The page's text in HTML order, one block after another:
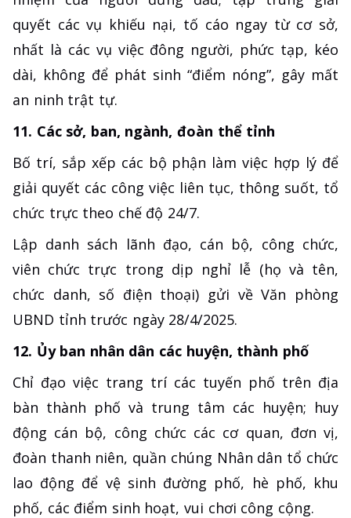
quyết các vụ khiếu nại, tố cáo ngay từ cơ sở,
nhất là các vụ việc đông người, phức tạp, kéo
dài, không để phát sinh “điểm nóng”, gây mất
an ninh trật tự.
11. Các sở, ban, ngành, đoàn thể tỉnh
Bố trí, sắp xếp các bộ phận làm việc hợp lý để
giải quyết các công việc liên tục, thông suốt, tổ
chức trực theo chế độ 24/7.
Lập danh sách lãnh đạo, cán bộ, công chức,
viên chức trực trong dịp nghỉ lễ (họ và tên,
chức danh, số điện thoại) gửi về Văn phòng
UBND tỉnh trước ngày 28/4/2025.
12. Ủy ban nhân dân các huyện, thành phố
Chỉ đạo việc trang trí các tuyến phố trên địa
bàn thành phố và trung tâm các huyện; huy
động cán bộ, công chức các cơ quan, đơn vị,
đoàn thanh niên, quần chúng Nhân dân tổ chức
lao động để vệ sinh đường phố, hè phố, khu
phố, các điểm sinh hoạt, vui chơi công cộng.